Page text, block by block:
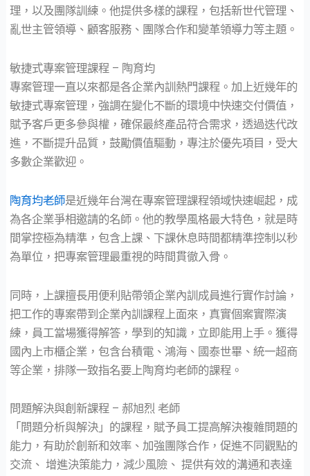
理，以及團隊訓練。他提供多樣的課程，包括新世代管理、
亂世主管領導、顧客服務、團隊合作和變革領導力等主題。
敏捷式專案管理課程 – 陶育均
專案管理一直以來都是各企業內訓熱門課程。加上近幾年的
敏捷式專案管理，強調在變化不斷的環境中快速交付價值，
賦予客戶更多參與權，確保最終產品符合需求，透過迭代改
進，不斷提升品質，鼓勵價值驅動，專注於優先項目，受大
多數企業歡迎。
陶育均老師是近幾年台灣在專案管理課程領域快速崛起，成
為各企業爭相邀請的名師。他的教學風格最大特色，就是時
間掌控極為精準，包含上課、下課休息時間都精準控制以秒
為單位，把專案管理最重視的時間貫徹入骨。
同時，上課擅長用便利貼帶領企業內訓成員進行實作討論，
把工作的專案帶到企業內訓課程上面來，真實個案實際演
練，員工當場獲得解答，學到的知識，立即能用上手。獲得
國內上市櫃企業，包含台積電、鴻海、國泰世畢、統一超商
等企業，排隊一致指名要上陶育均老師的課程。
問題解決與創新課程 – 郝旭烈 老師
「問題分析與解決」的課程，賦予員工提高解決複雜問題的
能力，有助於創新和效率、加強團隊合作，促進不同觀點的
交流、 增進決策能力，減少風險、 提供有效的溝通和表達